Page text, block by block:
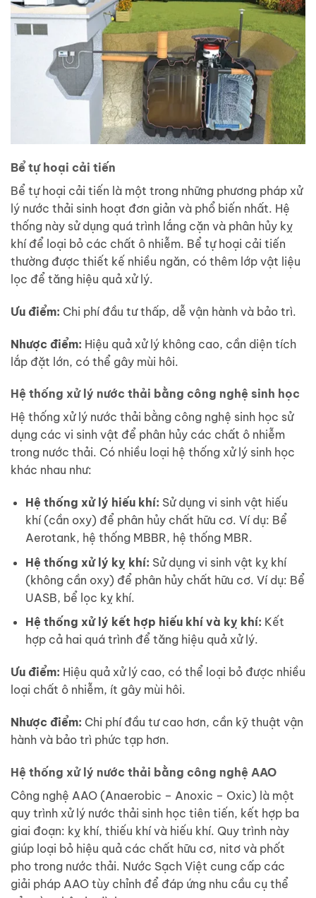
Bể tự hoại cải tiến
Bể tự hoại cải tiến là một trong những phương pháp xử
lý nước thải sinh hoạt đơn giản và phổ biến nhất. Hệ
thống này sử dụng quá trình lắng cặn và phân hủy kỵ
khí để loại bỏ các chất ô nhiễm. Bể tự hoại cải tiến
thường được thiết kế nhiều ngăn, có thêm lớp vật liệu
lọc để tăng hiệu quả xử lý.
Ưu điểm: Chi phí đầu tư thấp, dễ vận hành và bảo trì.
Nhược điểm: Hiệu quả xử lý không cao, cần diện tích
lắp đặt lớn, có thể gây mùi hôi.
Hệ thống xử lý nước thải bằng công nghệ sinh học
Hệ thống xử lý nước thải bằng công nghệ sinh học sử
dụng các vi sinh vật để phân hủy các chất ô nhiễm
trong nước thải. Có nhiều loại hệ thống xử lý sinh học
khác nhau như:
Hệ thống xử lý hiếu khí: Sử dụng vi sinh vật hiếu
khí (cần oxy) để phân hủy chất hữu cơ. Ví dụ: Bể
Aerotank, hệ thống MBBR, hệ thống MBR.
Hệ thống xử lý kỵ khí: Sử dụng vi sinh vật kỵ khí
(không cần oxy) để phân hủy chất hữu cơ. Ví dụ: Bể
UASB, bể lọc kỵ khí.
Hệ thống xử lý kết hợp hiếu khí và kỵ khí: Kết
hợp cả hai quá trình để tăng hiệu quả xử lý.
Ưu điểm: Hiệu quả xử lý cao, có thể loại bỏ được nhiều
loại chất ô nhiễm, ít gây mùi hôi.
Nhược điểm: Chi phí đầu tư cao hơn, cần kỹ thuật vận
hành và bảo trì phức tạp hơn.
Hệ thống xử lý nước thải bằng công nghệ AAO
Công nghệ AAO (Anaerobic – Anoxic – Oxic) là một
quy trình xử lý nước thải sinh học tiên tiến, kết hợp ba
giai đoạn: kỵ khí, thiếu khí và hiếu khí. Quy trình này
giúp loại bỏ hiệu quả các chất hữu cơ, nitơ và phốt
pho trong nước thải. Nước Sạch Việt cung cấp các
giải pháp AAO tùy chỉnh để đáp ứng nhu cầu cụ thể